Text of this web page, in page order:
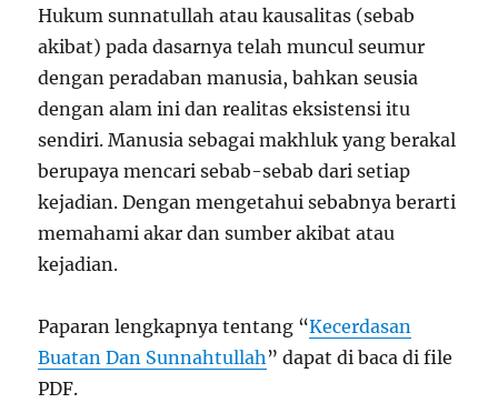
Hukum sunnatullah atau kausalitas (sebab
akibat) pada dasarnya telah muncul seumur
dengan peradaban manusia, bahkan seusia
dengan alam ini dan realitas eksistensi itu
sendiri. Manusia sebagai makhluk yang berakal
berupaya mencari sebab-sebab dari setiap
kejadian. Dengan mengetahui sebabnya berarti
memahami akar dan sumber akibat atau
kejadian.
Paparan lengkapnya tentang “Kecerdasan
Buatan Dan Sunnahtullah” dapat di baca di file
PDF.